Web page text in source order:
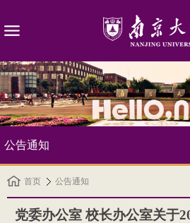
公告通知
首页 公告通知
党委办公室 校长办公室关于